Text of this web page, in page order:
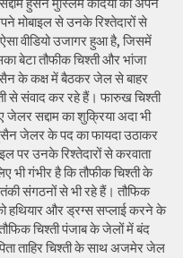
हुसैन मुस्लिम कैदियों को अपने
मोबाइल से उनके रिश्तेदारों से
वीडियो उजागर हुआ है, जिसमें
बेटा तौफीक चिश्ती और भांजा
के कक्ष में बैठकर जेल से बाहर
से संवाद कर रहे हैं। फारुख चिश्ती
जेलर सद्दाम का शुक्रिया अदा भी
जेलर के पद का फायदा उठाकर
पर उनके रिश्तेदारों से करवाता
भी गंभीर है कि तौफीक चिश्ती के
संगठनों से भी रहे हैं। तौफिक
हथियार और ड्रग्स सप्लाई करने के
चिश्ती पंजाब के जेलों में बंद
ताहिर चिश्ती के साथ अजमेर जेल